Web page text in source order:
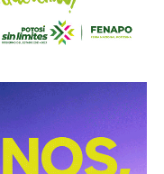
fortalece las
promoviendo una
Potosí.
podrían enfrentar